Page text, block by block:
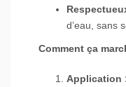
d’eau, sans
Comment ça
Application